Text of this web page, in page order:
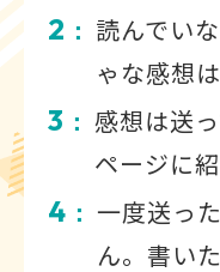
2 ： 読んでい
ゃな感想
3 ： 感想は送
ページに
4 ： 一度送っ
ん。書い